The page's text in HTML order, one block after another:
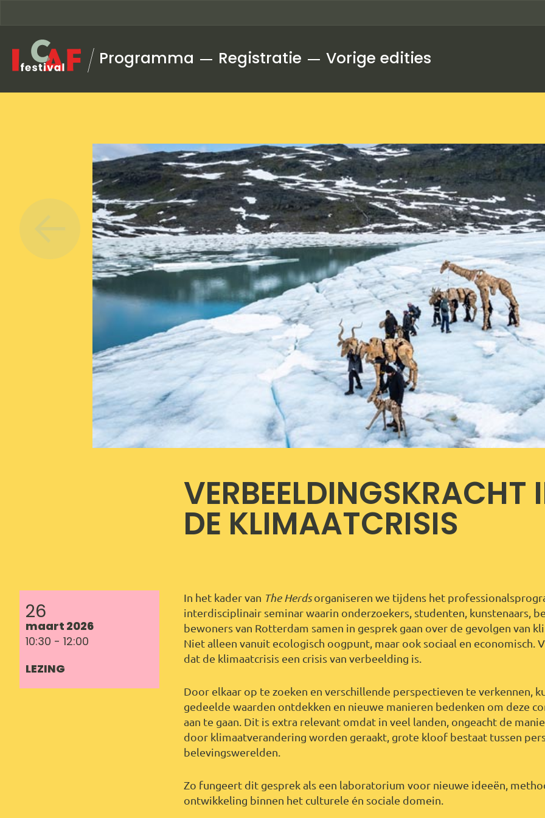
Programma Registratie Vorige edities
VERBEELDINGSKRACHT
DE KLIMAATCRISIS
26
maart 2026
10:30 - 12:00
LEZING
In het kader van The Herdsorganiseren we tijdens het
interdisciplinair seminar waarin onderzoekers, studenten, kunstenaars,
bewoners van Rotterdam samen in gesprek gaan over de gevolgen van
Niet alleen vanuit ecologisch oogpunt, maar ook sociaal en economisch.
dat de klimaatcrisis een crisis van verbeelding is.
Door elkaar op te zoeken en verschillende perspectieven te verkennen,
gedeelde waarden ontdekken en nieuwe manieren bedenken om deze
aan te gaan. Dit is extra relevant omdat in veel landen, ongeacht de
door klimaatverandering worden geraakt, grote kloof bestaat tussen
belevingswerelden.
Zo fungeert dit gesprek als een laboratorium voor nieuwe ideeën,
ontwikkeling binnen het culturele én sociale domein.